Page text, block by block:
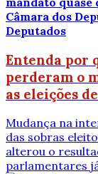
Câmara dos
Deputados
Entenda por
perderam o
as eleições
Mudança na
das sobras
alterou o
parlamentares